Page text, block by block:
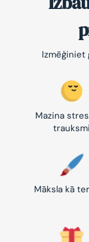
Izmēģiniet
Mazina
trauksmi
Māksla kā